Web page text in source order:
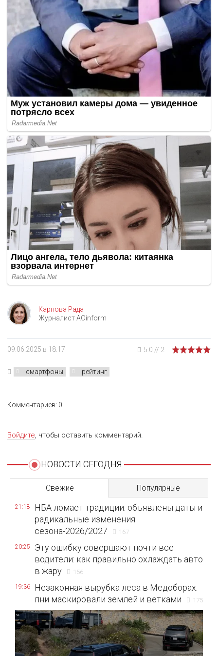
Карпова Рада
Журналист AOinform
09.06.2025 в 18:17 5.0 // 2
смартфоны рейтинг
Комментариев: 0
Войдите, чтобы оставить комментарий.
НОВОСТИ СЕГОДНЯ
Свежие Популярные
21:18
НБА ломает традиции: объявлены даты и
радикальные изменения
сезона-2026/2027
167
20:25
Эту ошибку совершают почти все
водители: как правильно охлаждать авто
в жару
156
19:36
Незаконная вырубка леса в Медоборах:
пни маскировали землей и ветками
175